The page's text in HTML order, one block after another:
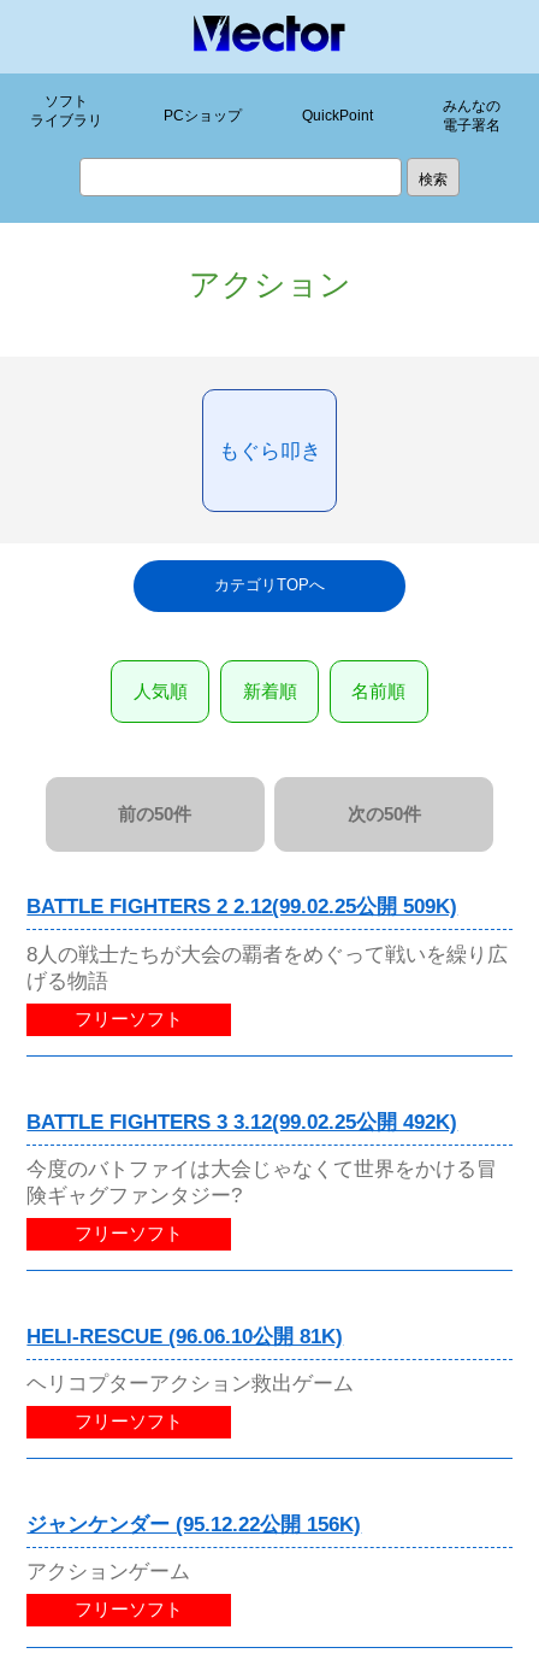
ソフト
ライブラリ
PCショップ QuickPoint
みんなの
電子署名
アクション
もぐら叩き
カテゴリTOPへ
人気順 新着順 名前順
前の50件 次の50件
BATTLE FIGHTERS 2 2.12(99.02.25公開 509K)
8人の戦士たちが大会の覇者をめぐって戦いを繰り広
げる物語
フリーソフト
BATTLE FIGHTERS 3 3.12(99.02.25公開 492K)
今度のバトファイは大会じゃなくて世界をかける冒
険ギャグファンタジー?
フリーソフト
HELI-RESCUE (96.06.10公開 81K)
ヘリコプターアクション救出ゲーム
フリーソフト
ジャンケンダー (95.12.22公開 156K)
アクションゲーム
フリーソフト